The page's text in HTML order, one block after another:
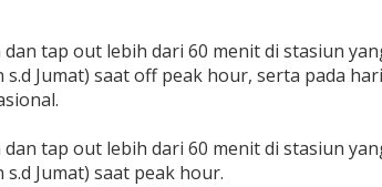
tap out lebih dari 60 menit di stasiun
s.d Jumat) saat off peak hour, serta pada hari
tap out lebih dari 60 menit di stasiun
Jumat) saat peak hour.